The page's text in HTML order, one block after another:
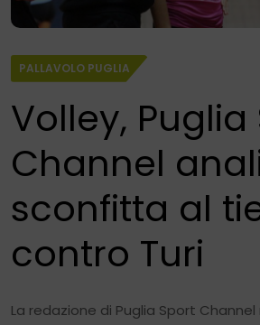
PALLAVOLO PUGLIA
Volley, Puglia
Channel
sconfitta al
contro Turi
La redazione di Puglia Sport